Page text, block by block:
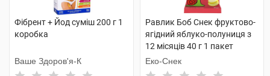
Фібрент + Йод суміш 200 г 1
коробка
Ваше Здоров'я-К
Равлик Боб Снек фруктово-
ягідний яблуко-полуниця з
12 місяців 40 г 1 пакет
Еко-Снек